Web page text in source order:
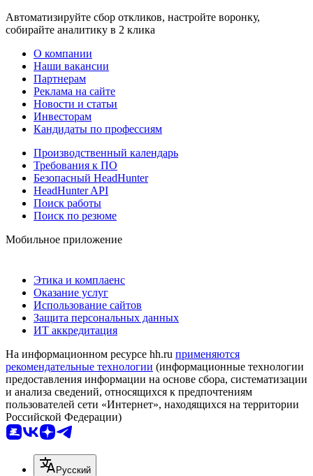
Автоматизируйте сбор откликов, настройте воронку,
собирайте аналитику в 2 клика
О компании
Наши вакансии
Партнерам
Реклама на сайте
Новости и статьи
Инвесторам
Кандидаты по профессиям
Производственный календарь
Требования к ПО
Безопасный HeadHunter
HeadHunter API
Поиск работы
Поиск по резюме
Мобильное приложение
Этика и комплаенс
Оказание услуг
Использование сайтов
Защита персональных данных
ИТ аккредитация
На информационном ресурсе hh.ru применяются
рекомендательные технологии (информационные технологии
предоставления информации на основе сбора, систематизации
и анализа сведений, относящихся к предпочтениям
пользователей сети «Интернет», находящихся на территории
Российской Федерации)
Русский